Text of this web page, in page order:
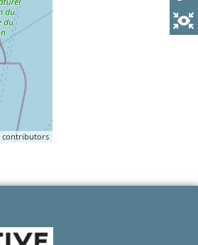
contributors